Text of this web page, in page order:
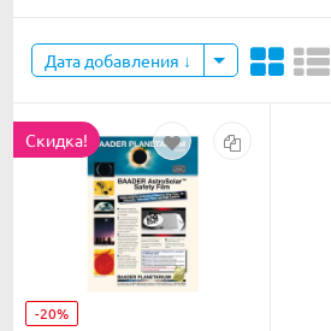
Дата добавления
Скидка!
-20%